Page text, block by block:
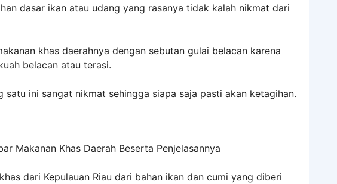
dasar ikan atau udang yang rasanya tidak kalah nikmat dari
khas daerahnya dengan sebutan gulai belacan karena
belacan atau terasi.
satu ini sangat nikmat sehingga siapa saja pasti akan ketagihan.
dari Kepulauan Riau dari bahan ikan dan cumi yang diberi